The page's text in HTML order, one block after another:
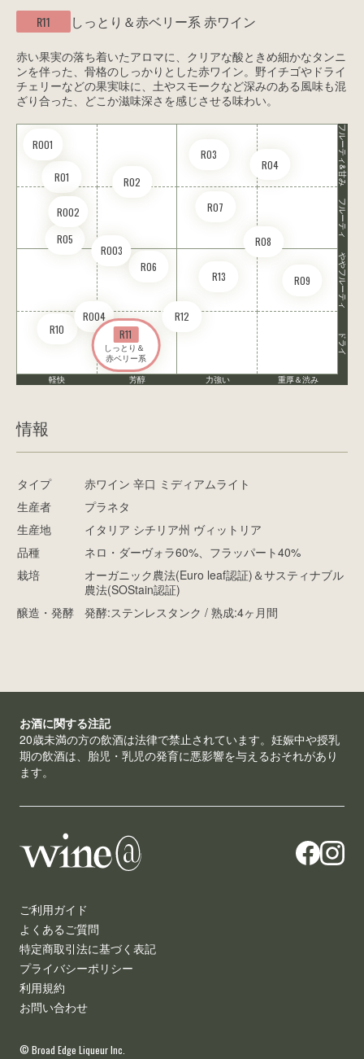
R11 しっとり＆赤ベリー系 赤ワイン
赤い果実の落ち着いたアロマに、クリアな酸ときめ細かなタンニ
ンを伴った、骨格のしっかりとした赤ワイン。野イチゴやドライ
チェリーなどの果実味に、土やスモークなど深みのある風味も混
ざり合った、どこか滋味深さを感じさせる味わい。
R01 R02
R03
R04
R05
R06
R07
R08
R09
R10 R11
しっとり＆
赤ベリー系
R12
R13
RO01
RO02
RO03
RO04
フルーティ&甘み
フルーティ
ややフルーティ
ドライ
軽快 芳醇 力強い 重厚＆渋み
情報
タイプ
赤ワイン 辛口 ミディアムライト
生産者
プラネタ
生産地
イタリア シチリア州 ヴィットリア
品種
ネロ・ダーヴォラ60%、フラッパート40%
栽培
オーガニック農法(Euro leaf認証)＆サスティナブル
農法(SOStain認証)
醸造・発酵
発酵:ステンレスタンク / 熟成:4ヶ月間
お酒に関する注記
20歳未満の方の飲酒は法律で禁止されています。妊娠中や授乳
期の飲酒は、胎児・乳児の発育に悪影響を与えるおそれがあり
ます。
ご利用ガイド
よくあるご質問
特定商取引法に基づく表記
プライバシーポリシー
利用規約
お問い合わせ
© Broad Edge Liqueur Inc.